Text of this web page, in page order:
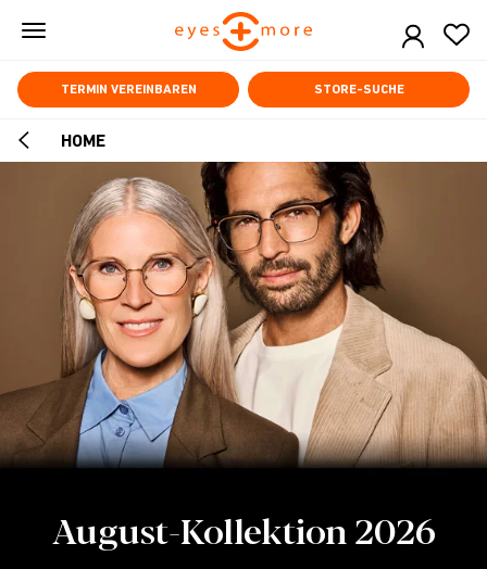
Skip
content
TERMIN VEREINBAREN STORE-SUCHE
ARROW
HOME
August-Kollektion 2026